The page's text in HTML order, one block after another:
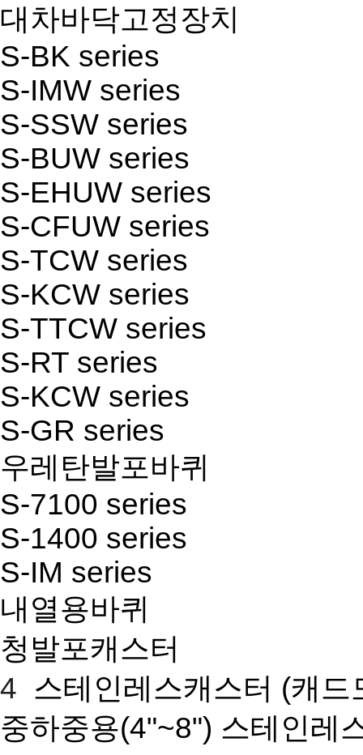
대차바닥고정장치
S-BK series
S-IMW series
S-SSW series
S-BUW series
S-EHUW series
S-CFUW series
S-TCW series
S-KCW series
S-TTCW series
S-RT series
S-KCW series
S-GR series
우레탄발포바퀴
S-7100 series
S-1400 series
S-IM series
내열용바퀴
청발포캐스터
4 스테인레스캐스터 (캐드
중하중용(4"~8") 스테인레